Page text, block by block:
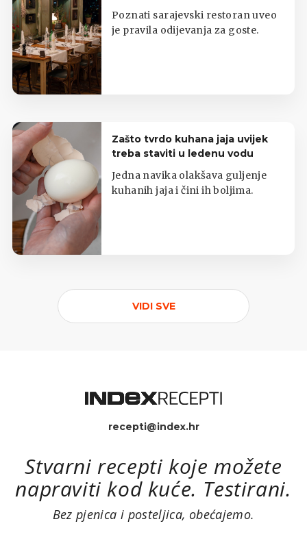
potkošuljama i japankama
Poznati sarajevski restoran uveo
je pravila odijevanja za goste.
Zašto tvrdo kuhana jaja uvijek
treba staviti u ledenu vodu
Jedna navika olakšava guljenje
kuhanih jaja i čini ih boljima.
VIDI SVE
recepti@index.hr
Stvarni recepti koje možete
napraviti kod kuće. Testirani.
Bez pjenica i posteljica, obećajemo.